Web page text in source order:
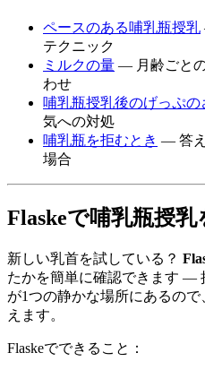
ペースのある哺乳瓶授乳
テクニック
ミルクの量 — 月齢ごと
わせ
哺乳瓶授乳後のげっぷの
気への対処
哺乳瓶を拒むとき — 答
場合
Flaskeで哺乳瓶授乳
新しい乳首を試している？
たかを簡単に確認できます —
が1つの静かな場所にあるの
えます。
Flaskeでできること：